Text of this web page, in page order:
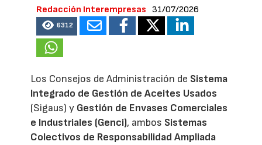
Redacción Interempresas 31/07/2026
6312
Los Consejos de Administración de Sistema
Integrado de Gestión de Aceites Usados
(Sigaus) y Gestión de Envases Comerciales
e Industriales (Genci), ambos Sistemas
Colectivos de Responsabilidad Ampliada